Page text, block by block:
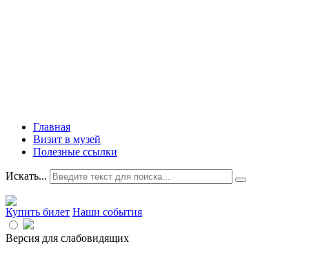
Главная
Визит в музей
Полезные ссылки
Искать...
Купить билет Наши события
Версия для слабовидящих